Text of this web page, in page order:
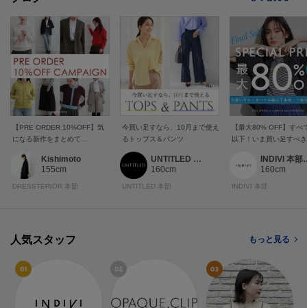
【PRE ORDER 10%OFF】気
になる新作をまとめて
Kishimoto
155cm
DRESSTERIOR 本部
今買い足すなら、10月まで使え
るトップス＆パンツ
UNTITLED 本部スタッフ
160cm
UNTITLED 本部
【最大80% OFF】すべ
以下！いま買い足すべ
160cm
INDIVI 本部
人気スタッフ もっと見る